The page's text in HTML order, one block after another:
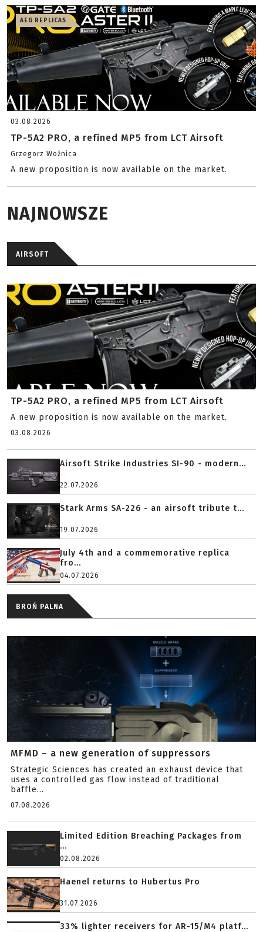
AEG REPLICAS
03.08.2026
TP-5A2 PRO, a refined MP5 from LCT Airsoft
Grzegorz Woźnica
A new proposition is now available on the market.
NAJNOWSZE
AIRSOFT
TP-5A2 PRO, a refined MP5 from LCT Airsoft
A new proposition is now available on the market.
03.08.2026
Airsoft Strike Industries SI-90 - modern...
22.07.2026
Stark Arms SA-226 - an airsoft tribute t...
19.07.2026
July 4th and a commemorative replica
fro...
04.07.2026
BROŃ PALNA
MFMD – a new generation of suppressors
Strategic Sciences has created an exhaust device that
uses a controlled gas flow instead of traditional
baffle...
07.08.2026
Limited Edition Breaching Packages from
...
02.08.2026
Haenel returns to Hubertus Pro
31.07.2026
33% lighter receivers for AR-15/M4 platf...